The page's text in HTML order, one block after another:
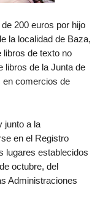
200 euros por hijo
la localidad de Baza,
libros de texto no
libros de la Junta de
en comercios de
junto a la
en el Registro
lugares establecidos
octubre, del
Administraciones